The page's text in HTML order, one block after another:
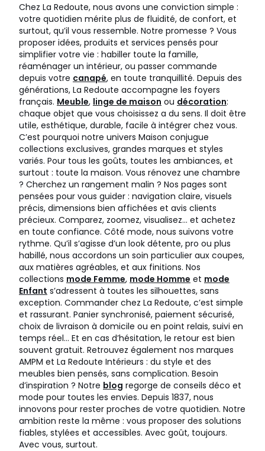
Chez La Redoute, nous avons une conviction simple :
votre quotidien mérite plus de fluidité, de confort, et
surtout, qu’il vous ressemble. Notre promesse ? Vous
proposer idées, produits et services pensés pour
simplifier votre vie : habiller toute la famille,
réaménager un intérieur, ou passer commande
depuis votre canapé, en toute tranquillité. Depuis des
générations, La Redoute accompagne les foyers
français. Meuble, linge de maison ou décoration:
chaque objet que vous choisissez a du sens. Il doit être
utile, esthétique, durable, facile à intégrer chez vous.
C’est pourquoi notre univers Maison conjugue
collections exclusives, grandes marques et styles
variés. Pour tous les goûts, toutes les ambiances, et
surtout : toute la maison. Vous rénovez une chambre
? Cherchez un rangement malin ? Nos pages sont
pensées pour vous guider : navigation claire, visuels
précis, dimensions bien affichées et avis clients
précieux. Comparez, zoomez, visualisez… et achetez
en toute confiance. Côté mode, nous suivons votre
rythme. Qu’il s’agisse d’un look détente, pro ou plus
habillé, nous accordons un soin particulier aux coupes,
aux matières agréables, et aux finitions. Nos
collections mode Femme, mode Homme et mode
Enfant s’adressent à toutes les silhouettes, sans
exception. Commander chez La Redoute, c’est simple
et rassurant. Panier synchronisé, paiement sécurisé,
choix de livraison à domicile ou en point relais, suivi en
temps réel… Et en cas d’hésitation, le retour est bien
souvent gratuit. Retrouvez également nos marques
AMPM et La Redoute Intérieurs : du style et des
meubles bien pensés, sans complication. Besoin
d’inspiration ? Notre blog regorge de conseils déco et
mode pour toutes les envies. Depuis 1837, nous
innovons pour rester proches de votre quotidien. Notre
ambition reste la même : vous proposer des solutions
fiables, stylées et accessibles. Avec goût, toujours.
Avec vous, surtout.